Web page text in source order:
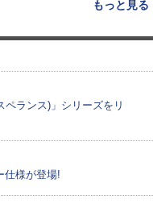
もっと見る
ランス)」シリーズをリ
仕様が登場!